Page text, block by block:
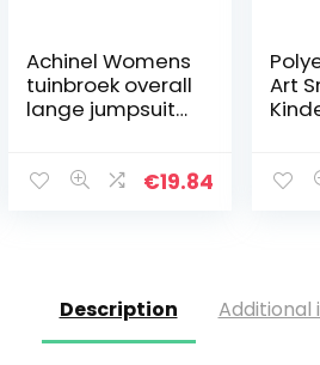
Achinel Womens
tuinbroek overall
lange jumpsuits
mouwloze riem
€19.84
Art
Description Additional